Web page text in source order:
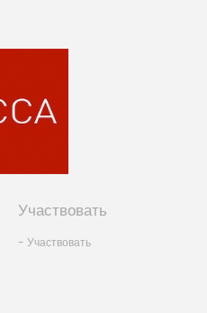
Участвовать
- Участвовать